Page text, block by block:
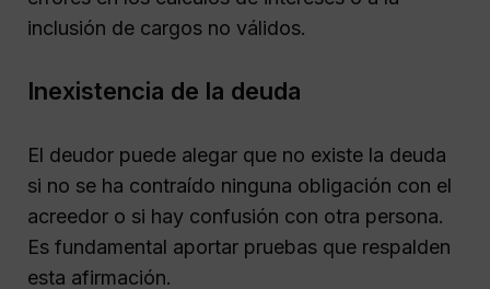
inclusión de cargos no válidos.
Inexistencia de la deuda
El deudor puede alegar que no existe la deuda
si no se ha contraído ninguna obligación con el
acreedor o si hay confusión con otra persona.
Es fundamental aportar pruebas que respalden
esta afirmación.